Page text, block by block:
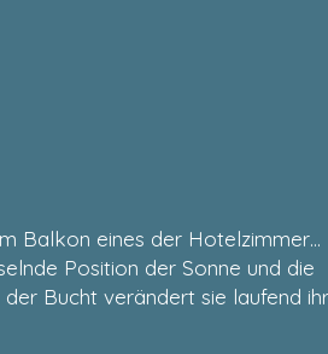
Balkon eines der Hotelzimmer…
Position der Sonne und die
der Bucht verändert sie laufend ihr